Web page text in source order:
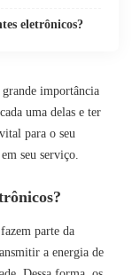
eletrônicos?
importância
uma delas e ter
para o seu
seu serviço.
parte da
a energia de